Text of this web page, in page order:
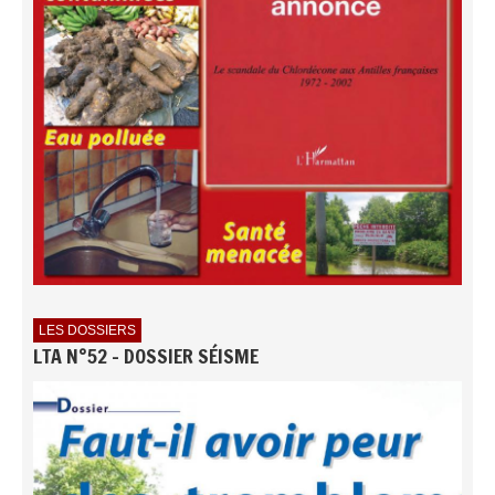
LES DOSSIERS
LTA N°52 - DOSSIER SÉISME